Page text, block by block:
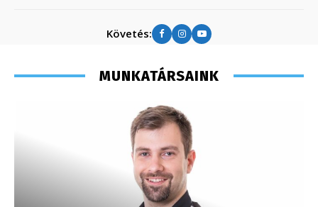
Követés:
MUNKATÁRSAINK